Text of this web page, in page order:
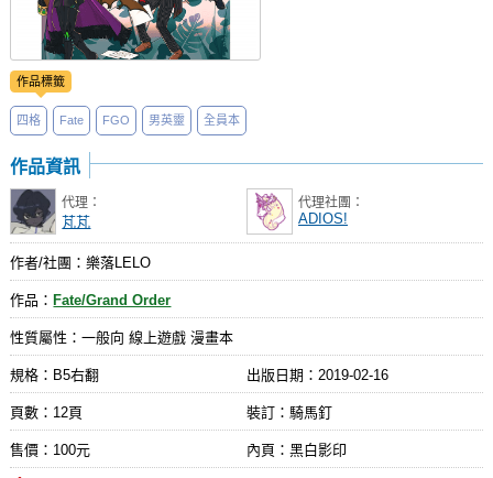
作品標籤
四格 Fate FGO 男英靈 全員本
作品資訊
代理：
芃芃
代理社團：
ADIOS!
作者/社團：樂落LELO
作品： Fate/Grand Order
性質屬性：一般向 線上遊戲 漫畫本
規格：B5右翻 出版日期： 2019-02-16
頁數：12頁 裝訂：騎馬釘
售價：100元 內頁：黑白影印